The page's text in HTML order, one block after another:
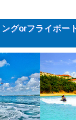
グorフライボー